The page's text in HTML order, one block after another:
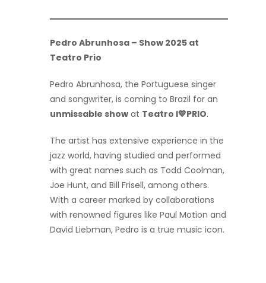
Pedro Abrunhosa – Show 2025 at
Teatro Prio
Pedro Abrunhosa, the Portuguese singer
and songwriter, is coming to Brazil for an
unmissable show at Teatro I💙PRIO.
The artist has extensive experience in the
jazz world, having studied and performed
with great names such as Todd Coolman,
Joe Hunt, and Bill Frisell, among others.
With a career marked by collaborations
with renowned figures like Paul Motion and
David Liebman, Pedro is a true music icon.